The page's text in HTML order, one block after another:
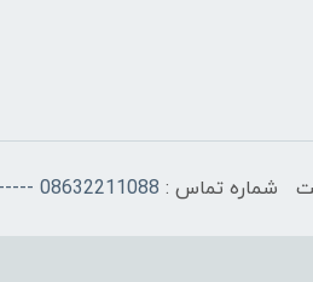
شماره تماس : 08632211088 ----- 09181614054